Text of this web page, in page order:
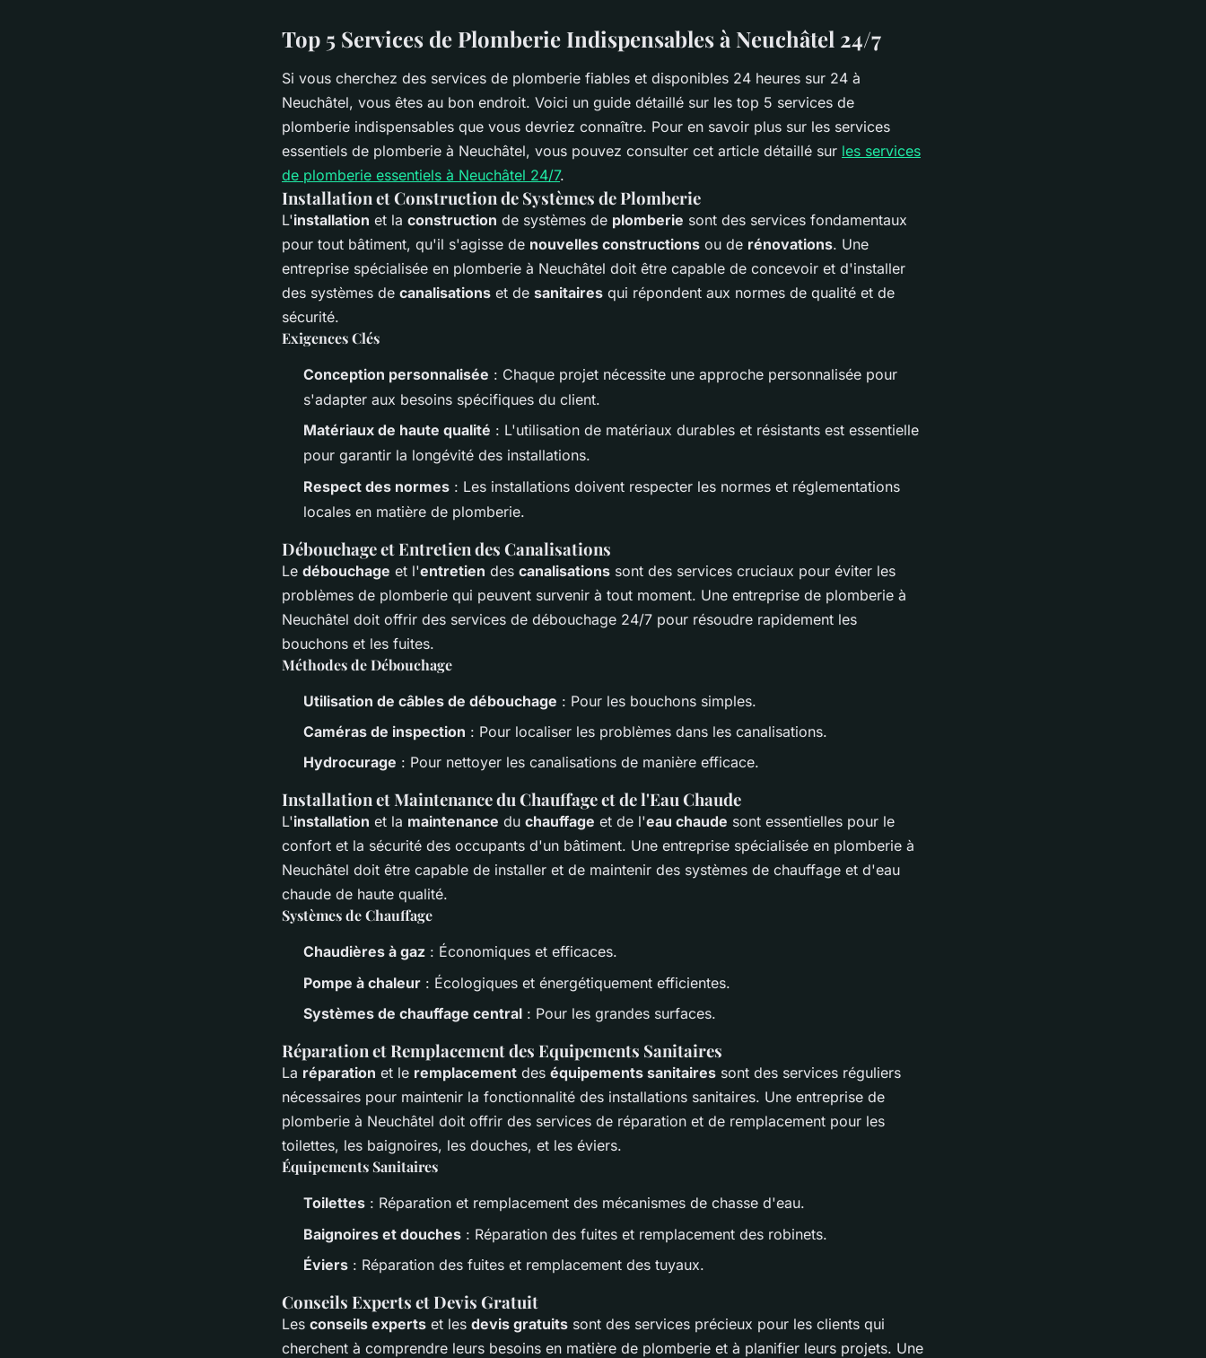
Top 5 Services de Plomberie Indispensables à Neuchâtel 24/7
Si vous cherchez des services de plomberie fiables et disponibles 24 heures sur 24 à
Neuchâtel, vous êtes au bon endroit. Voici un guide détaillé sur les top 5 services de
plomberie indispensables que vous devriez connaître. Pour en savoir plus sur les services
essentiels de plomberie à Neuchâtel, vous pouvez consulter cet article détaillé sur les services
de plomberie essentiels à Neuchâtel 24/7.
Installation et Construction de Systèmes de Plomberie
L'installation et la construction de systèmes de plomberie sont des services fondamentaux
pour tout bâtiment, qu'il s'agisse de nouvelles constructions ou de rénovations. Une
entreprise spécialisée en plomberie à Neuchâtel doit être capable de concevoir et d'installer
des systèmes de canalisations et de sanitaires qui répondent aux normes de qualité et de
sécurité.
Exigences Clés
Conception personnalisée : Chaque projet nécessite une approche personnalisée pour
s'adapter aux besoins spécifiques du client.
Matériaux de haute qualité : L'utilisation de matériaux durables et résistants est essentielle
pour garantir la longévité des installations.
Respect des normes : Les installations doivent respecter les normes et réglementations
locales en matière de plomberie.
Débouchage et Entretien des Canalisations
Le débouchage et l'entretien des canalisations sont des services cruciaux pour éviter les
problèmes de plomberie qui peuvent survenir à tout moment. Une entreprise de plomberie à
Neuchâtel doit offrir des services de débouchage 24/7 pour résoudre rapidement les
bouchons et les fuites.
Méthodes de Débouchage
Utilisation de câbles de débouchage : Pour les bouchons simples.
Caméras de inspection : Pour localiser les problèmes dans les canalisations.
Hydrocurage : Pour nettoyer les canalisations de manière efficace.
Installation et Maintenance du Chauffage et de l'Eau Chaude
L'installation et la maintenance du chauffage et de l'eau chaude sont essentielles pour le
confort et la sécurité des occupants d'un bâtiment. Une entreprise spécialisée en plomberie à
Neuchâtel doit être capable de installer et de maintenir des systèmes de chauffage et d'eau
chaude de haute qualité.
Systèmes de Chauffage
Chaudières à gaz : Économiques et efficaces.
Pompe à chaleur : Écologiques et énergétiquement efficientes.
Systèmes de chauffage central : Pour les grandes surfaces.
Réparation et Remplacement des Equipements Sanitaires
La réparation et le remplacement des équipements sanitaires sont des services réguliers
nécessaires pour maintenir la fonctionnalité des installations sanitaires. Une entreprise de
plomberie à Neuchâtel doit offrir des services de réparation et de remplacement pour les
toilettes, les baignoires, les douches, et les éviers.
Équipements Sanitaires
Toilettes : Réparation et remplacement des mécanismes de chasse d'eau.
Baignoires et douches : Réparation des fuites et remplacement des robinets.
Éviers : Réparation des fuites et remplacement des tuyaux.
Conseils Experts et Devis Gratuit
Les conseils experts et les devis gratuits sont des services précieux pour les clients qui
cherchent à comprendre leurs besoins en matière de plomberie et à planifier leurs projets. Une